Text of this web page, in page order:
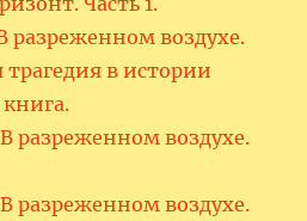
разреженном воздухе.
в истории
книга.
разреженном воздухе.
разреженном воздухе.